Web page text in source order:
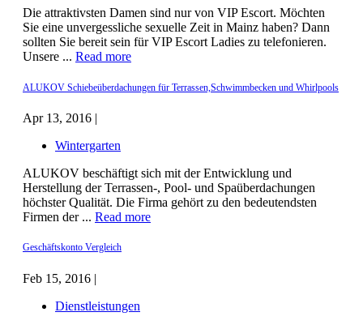
Die attraktivsten Damen sind nur von VIP Escort. Möchten
Sie eine unvergessliche sexuelle Zeit in Mainz haben? Dann
sollten Sie bereit sein für VIP Escort Ladies zu telefonieren.
Unsere ... Read more
ALUKOV Schiebeüberdachungen für Terrassen,Schwimmbecken und Whirlpools
Apr 13, 2016 |
Wintergarten
ALUKOV beschäftigt sich mit der Entwicklung und
Herstellung der Terrassen-, Pool- und Spaüberdachungen
höchster Qualität. Die Firma gehört zu den bedeutendsten
Firmen der ... Read more
Geschäftskonto Vergleich
Feb 15, 2016 |
Dienstleistungen